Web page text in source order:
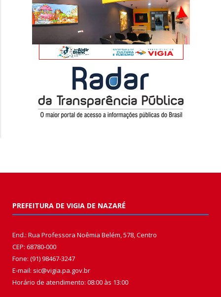
PREFEITURA DE VIGIA DE NAZARÉ
End.: Rua Professora Noêmia Belém, 578, Centro
CEP: 68780-000
Fone: (91) 98467-3247
E-mail: sic@vigia.pa.gov.br
Horário de atendimento: 08:00 às 13:00